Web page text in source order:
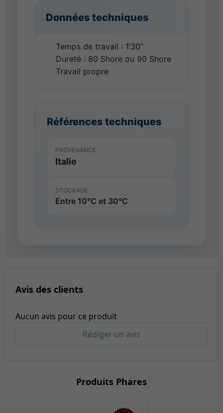
Données techniques
Temps de travail : 1’30’’
Dureté : 80 Shore ou 90 Shore
Travail propre
Références techniques
PROVENANCE
Italie
STOCKAGE
Entre 10°C et 30°C
Avis des clients
Aucun avis pour ce produit
Rédiger un avis
Produits Phares